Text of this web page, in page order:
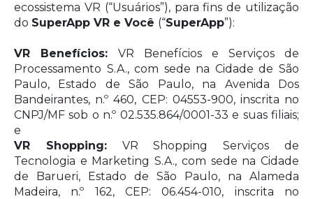
ecossistema VR (“Usuários”), para fins de utilização
do SuperApp VR e Você (“SuperApp”):
VR Benefícios: VR Benefícios e Serviços de
Processamento S.A., com sede na Cidade de São
Paulo, Estado de São Paulo, na Avenida Dos
Bandeirantes, n.º 460, CEP: 04553-900, inscrita no
CNPJ/MF sob o n.º 02.535.864/0001-33 e suas filiais;
e
VR Shopping:VR Shopping Serviços de
Tecnologia e Marketing S.A., com sede na Cidade
de Barueri, Estado de São Paulo, na Alameda
Madeira, n.º 162, CEP: 06.454-010, inscrita no